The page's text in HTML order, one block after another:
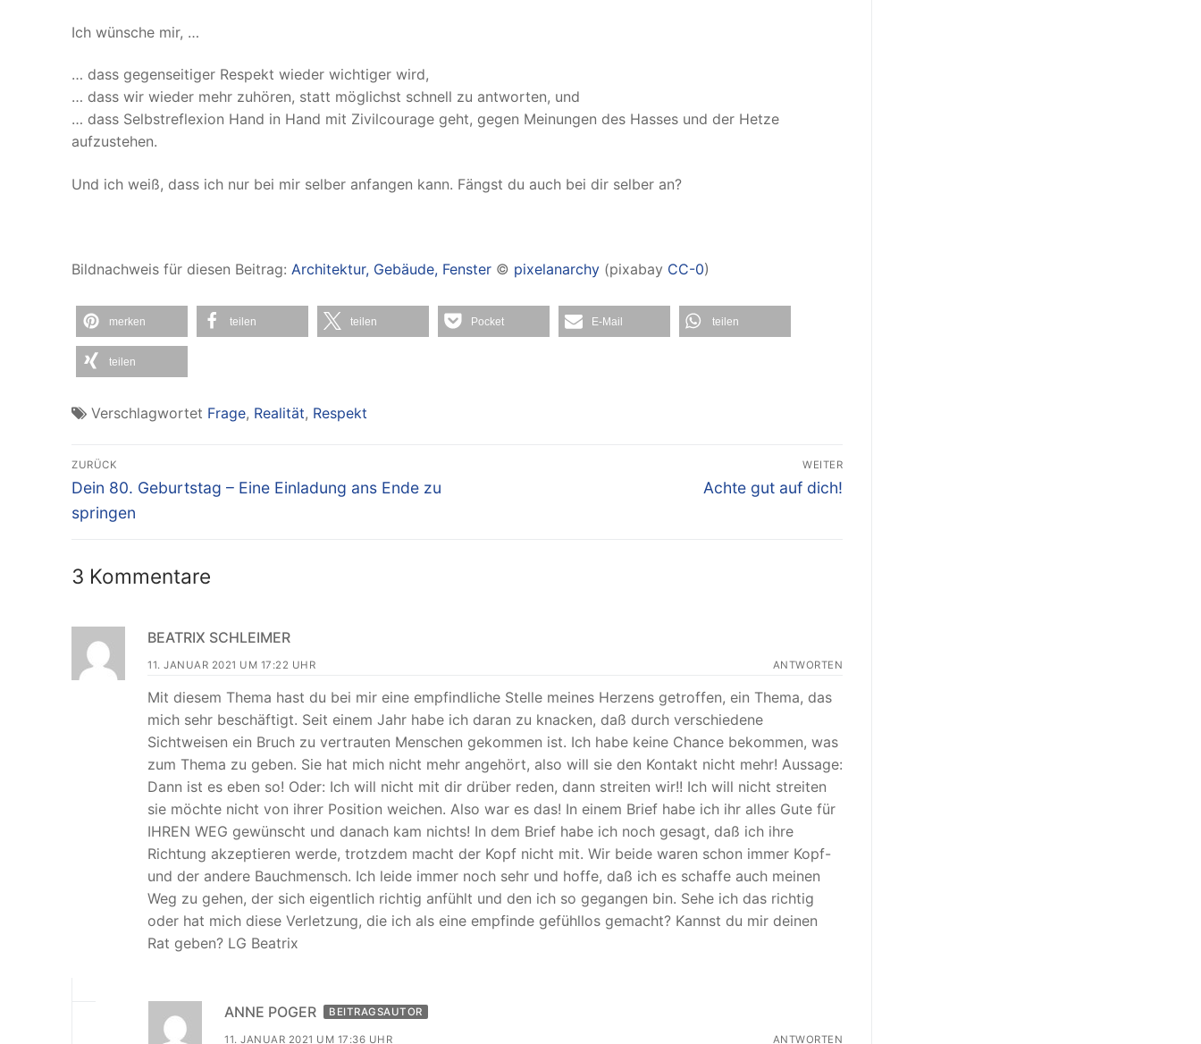
Ich wünsche mir, …
… dass gegenseitiger Respekt wieder wichtiger wird,
… dass wir wieder mehr zuhören, statt möglichst schnell zu antworten, und
… dass Selbstreflexion Hand in Hand mit Zivilcourage geht, gegen Meinungen des Hasses und der Hetze
aufzustehen.
Und ich weiß, dass ich nur bei mir selber anfangen kann. Fängst du auch bei dir selber an?
Bildnachweis für diesen Beitrag: Architektur, Gebäude, Fenster © pixelanarchy (pixabay CC-0)
merken teilen teilen Pocket E-Mail teilen
teilen
Verschlagwortet Frage, Realität, Respekt
Beitragsnavigation
ZURÜCK
Vorheriger
Beitrag:
Dein 80. Geburtstag – Eine Einladung ans Ende zu
springen
WEITER
Nächster
Achte gut auf dich!
3 Kommentare
BEATRIX SCHLEIMER
11. JANUAR 2021 UM 17:22 UHR ANTWORTEN
Mit diesem Thema hast du bei mir eine empfindliche Stelle meines Herzens getroffen, ein Thema, das
mich sehr beschäftigt. Seit einem Jahr habe ich daran zu knacken, daß durch verschiedene
Sichtweisen ein Bruch zu vertrauten Menschen gekommen ist. Ich habe keine Chance bekommen, was
zum Thema zu geben. Sie hat mich nicht mehr angehört, also will sie den Kontakt nicht mehr! Aussage:
Dann ist es eben so! Oder: Ich will nicht mit dir drüber reden, dann streiten wir!! Ich will nicht streiten
sie möchte nicht von ihrer Position weichen. Also war es das! In einem Brief habe ich ihr alles Gute für
IHREN WEG gewünscht und danach kam nichts! In dem Brief habe ich noch gesagt, daß ich ihre
Richtung akzeptieren werde, trotzdem macht der Kopf nicht mit. Wir beide waren schon immer Kopf-
und der andere Bauchmensch. Ich leide immer noch sehr und hoffe, daß ich es schaffe auch meinen
Weg zu gehen, der sich eigentlich richtig anfühlt und den ich so gegangen bin. Sehe ich das richtig
oder hat mich diese Verletzung, die ich als eine empfinde gefühllos gemacht? Kannst du mir deinen
Rat geben? LG Beatrix
ANNE POGER BEITRAGSAUTOR
11. JANUAR 2021 UM 17:36 UHR ANTWORTEN